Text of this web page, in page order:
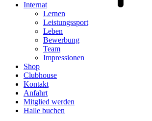
Internat
Lernen
Leistungssport
Leben
Bewerbung
Team
Impressionen
Shop
Clubhouse
Kontakt
Anfahrt
Mitglied werden
Halle buchen